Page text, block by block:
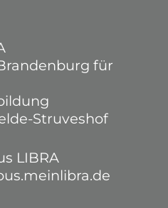
für
Struveshof
LIBRA